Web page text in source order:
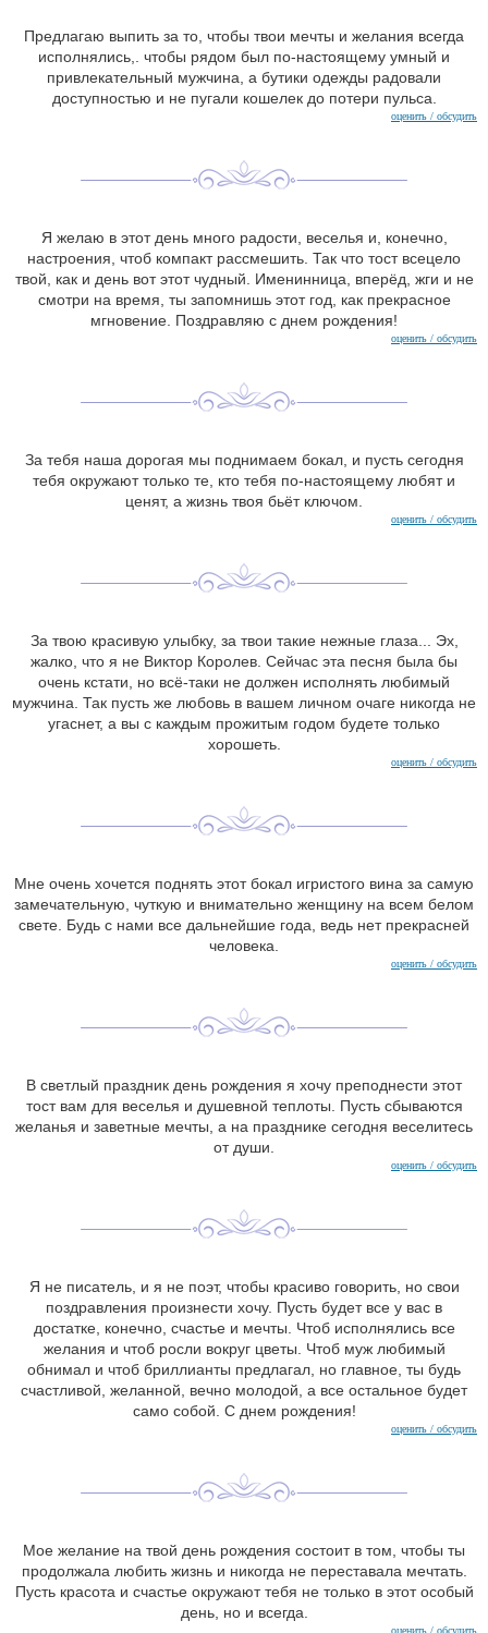
Предлагаю выпить за то, чтобы твои мечты и желания всегда
исполнялись,. чтобы рядом был по-настоящему умный и
привлекательный мужчина, а бутики одежды радовали
доступностью и не пугали кошелек до потери пульса.
оценить / обсудить
Я желаю в этот день много радости, веселья и, конечно,
настроения, чтоб компакт рассмешить. Так что тост всецело
твой, как и день вот этот чудный. Именинница, вперёд, жги и не
смотри на время, ты запомнишь этот год, как прекрасное
мгновение. Поздравляю с днем рождения!
оценить / обсудить
За тебя наша дорогая мы поднимаем бокал, и пусть сегодня
тебя окружают только те, кто тебя по-настоящему любят и
ценят, а жизнь твоя бьёт ключом.
оценить / обсудить
За твою красивую улыбку, за твои такие нежные глаза... Эх,
жалко, что я не Виктор Королев. Сейчас эта песня была бы
очень кстати, но всё-таки не должен исполнять любимый
мужчина. Так пусть же любовь в вашем личном очаге никогда не
угаснет, а вы с каждым прожитым годом будете только
хорошеть.
оценить / обсудить
Мне очень хочется поднять этот бокал игристого вина за самую
замечательную, чуткую и внимательно женщину на всем белом
свете. Будь с нами все дальнейшие года, ведь нет прекрасней
человека.
оценить / обсудить
В светлый праздник день рождения я хочу преподнести этот
тост вам для веселья и душевной теплоты. Пусть сбываются
желанья и заветные мечты, а на празднике сегодня веселитесь
от души.
оценить / обсудить
Я не писатель, и я не поэт, чтобы красиво говорить, но свои
поздравления произнести хочу. Пусть будет все у вас в
достатке, конечно, счастье и мечты. Чтоб исполнялись все
желания и чтоб росли вокруг цветы. Чтоб муж любимый
обнимал и чтоб бриллианты предлагал, но главное, ты будь
счастливой, желанной, вечно молодой, а все остальное будет
само собой. С днем рождения!
оценить / обсудить
Мое желание на твой день рождения состоит в том, чтобы ты
продолжала любить жизнь и никогда не переставала мечтать.
Пусть красота и счастье окружают тебя не только в этот особый
день, но и всегда.
оценить / обсудить